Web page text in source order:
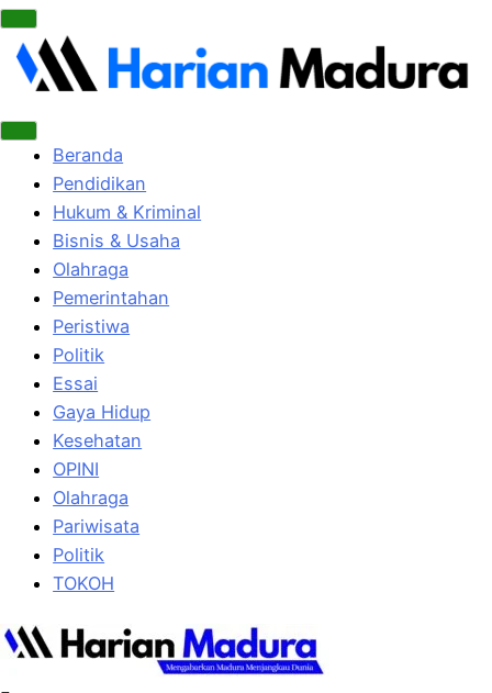
Beranda
Pendidikan
Hukum & Kriminal
Bisnis & Usaha
Olahraga
Pemerintahan
Peristiwa
Politik
Essai
Gaya Hidup
Kesehatan
OPINI
Olahraga
Pariwisata
Politik
TOKOH